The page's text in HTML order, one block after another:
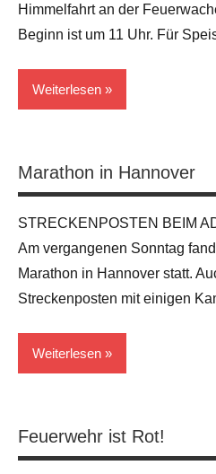
Himmelfahrt an der
Beginn ist um 11 Uhr. Für
Weiterlesen
Marathon in Hannover
STRECKENPOSTEN BEIM
Am vergangenen Sonntag
Marathon in Hannover statt.
Streckenposten mit einigen
Weiterlesen
Feuerwehr ist Rot!